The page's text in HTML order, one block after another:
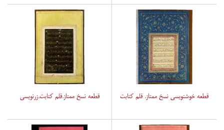
قطعه خوشنویسی نسخ ممتاز. قلم کتابت قطعه نسخ ممتاز.قلم کتابت.زرنویسی